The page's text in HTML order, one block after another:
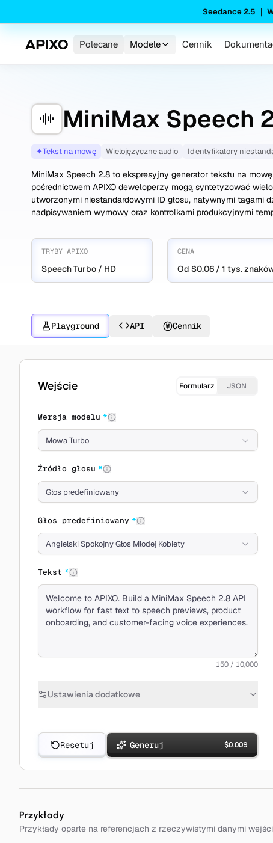
Seedance 2.5 ｜
Polecane Modele Cennik
MiniMax Speech
✦Tekst na mowę Wielojęzyczne audio Identyfikatory
MiniMax Speech 2.8 to ekspresyjny generator tekstu na
pośrednictwem APIXO deweloperzy mogą syntetyzować
utworzonymi niestandardowymi ID głosu, natywnymi tagami
nadpisywaniem wymowy oraz kontrolkami produkcyjnymi
TRYBY APIXO
Speech Turbo / HD
CENA
Od $0.06 / 1 tys.
Playground API Cennik
Twórz z MiniMax Speech 2.8
Wejście Formularz JSON
Wersja modelu *
Mowa Turbo
Źródło głosu *
Głos predefiniowany
Głos predefiniowany *
Angielski Spokojny Głos Młodej Kobiety
Tekst *
150 / 10,000
Ustawienia dodatkowe
Generuj $0.009
Resetuj
Przykłady
Przykłady oparte na referencjach z rzeczywistymi danymi